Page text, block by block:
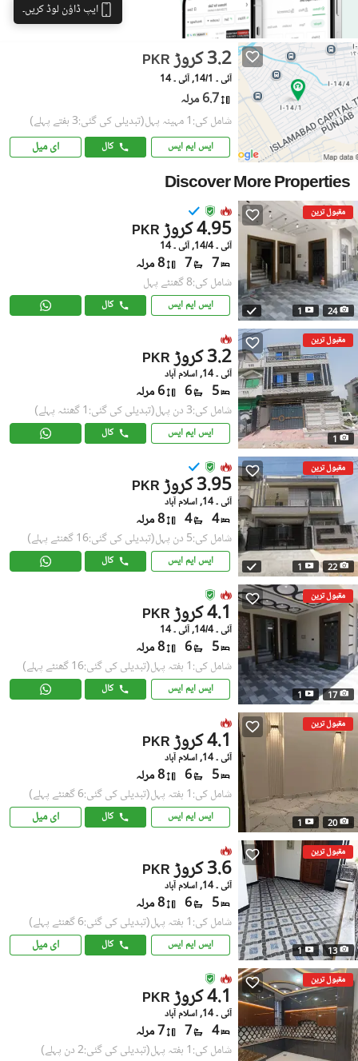
ایپ ڈاؤن لوڈ کریں۔
PKR 3.2 کروڑ
آئی ۔ 14/1, آئی ۔ 14
6.7 مرلہ
شامل کی:1 مہینہ پہل (تبدیلی کی گئی:3 ہفتے پہلے)
ایس ایم ایس کال ای میل
Discover More Properties
مقبول ترین
24
1
PKR 4.95 کروڑ
آئی ۔ 14/4, آئی ۔ 14
7
7 8 مرلہ
شامل کی:8 گھنٹے پہل
ایس ایم ایس کال
مقبول ترین
1
PKR 3.2 کروڑ
آئی ۔ 14, اسلام آباد
5
6 6 مرلہ
شامل کی:3 دن پہل (تبدیلی کی گئی:1 گھنٹہ پہلے)
ایس ایم ایس کال
مقبول ترین
22
1
PKR 3.95 کروڑ
آئی ۔ 14, اسلام آباد
4
4 8 مرلہ
شامل کی:5 دن پہل (تبدیلی کی گئی:16 گھنٹے پہلے)
ایس ایم ایس کال
مقبول ترین
17
1
PKR 4.1 کروڑ
آئی ۔ 14/4, آئی ۔ 14
5
6 8 مرلہ
شامل کی:1 ہفتہ پہل (تبدیلی کی گئی:16 گھنٹے پہلے)
ایس ایم ایس کال
مقبول ترین
20
1
PKR 4.1 کروڑ
آئی ۔ 14, اسلام آباد
5
6 8 مرلہ
شامل کی:1 ہفتہ پہل (تبدیلی کی گئی:6 گھنٹے پہلے)
ایس ایم ایس کال ای میل
مقبول ترین
13
1
PKR 3.6 کروڑ
آئی ۔ 14, اسلام آباد
5
6 8 مرلہ
شامل کی:1 ہفتہ پہل (تبدیلی کی گئی:6 گھنٹے پہلے)
ایس ایم ایس کال ای میل
مقبول ترین
PKR 4.1 کروڑ
آئی ۔ 14, اسلام آباد
4
7 7 مرلہ
شامل کی:1 ہفتہ پہل (تبدیلی کی گئی:2 دن پہلے)